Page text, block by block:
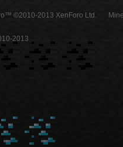
©2010-2013 XenForo Ltd.
2013